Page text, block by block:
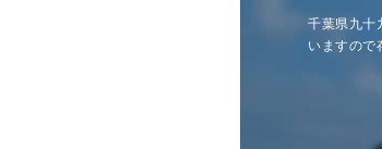
千葉県九十
いますので